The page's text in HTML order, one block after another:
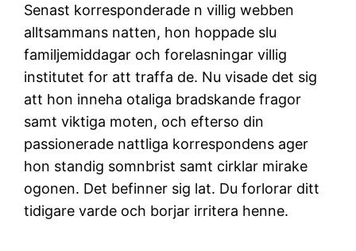
Senast korresponderade n villig webben
alltsammans natten, hon hoppade slu
familjemiddagar och forelasningar villig
institutet for att traffa de. Nu visade det sig
att hon inneha otaliga bradskande fragor
samt viktiga moten, och efterso din
passionerade nattliga korrespondens ager
hon standig somnbrist samt cirklar mirake
ogonen. Det befinner sig lat. Du forlorar ditt
tidigare varde och borjar irritera henne.